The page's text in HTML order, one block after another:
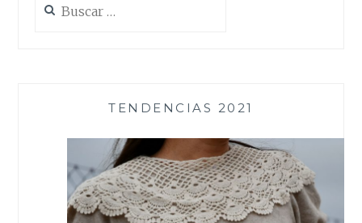
TENDENCIAS 2021